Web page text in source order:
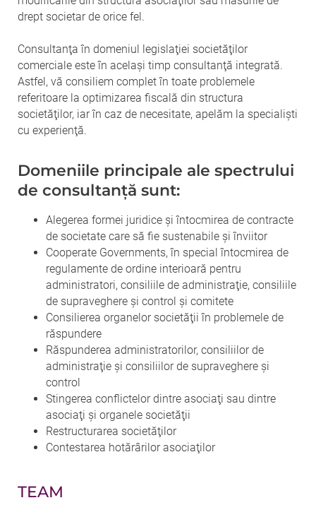
drept societar de orice fel.
Consultanţa în domeniul legislaţiei societăţilor
comerciale este în acelaşi timp consultanţă integrată.
Astfel, vă consiliem complet în toate problemele
referitoare la optimizarea fiscală din structura
societăţilor, iar în caz de necesitate, apelăm la specialişti
cu experienţă.
Domeniile principale ale spectrului
de consultanţă sunt:
Alegerea formei juridice şi întocmirea de contracte
de societate care să fie sustenabile şi înviitor
Cooperate Governments, în special întocmirea de
regulamente de ordine interioară pentru
administratori, consiliile de administraţie, consiliile
de supraveghere şi control şi comitete
Consilierea organelor societăţii în problemele de
răspundere
Răspunderea administratorilor, consiliilor de
administraţie şi consiliilor de supraveghere şi
control
Stingerea conflictelor dintre asociaţi sau dintre
asociaţi şi organele societăţii
Restructurarea societăţilor
Contestarea hotărârilor asociaţilor
TEAM